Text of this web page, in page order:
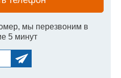
мы перезвоним в
5 минут